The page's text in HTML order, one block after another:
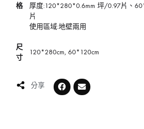
格
厚度:120*280*0.6mm 坪/0.97片、
片
使用區域:地壁兩用
尺
寸
120*280cm, 60*120cm
分享